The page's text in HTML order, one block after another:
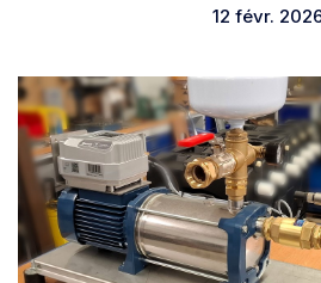
12 févr.